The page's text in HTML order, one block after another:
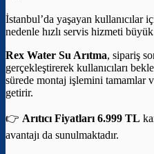
İstanbul’da yaşayan kullanıcılar
nedenle hızlı servis hizmeti büyük
Rex Water Su Arıtma, sipariş
gerçekleştirerek kullanıcıları
sürede montaj işlemini tamamlar
getirir.
👉 Arıtıcı Fiyatları 6.999 TL
avantajı da sunulmaktadır.